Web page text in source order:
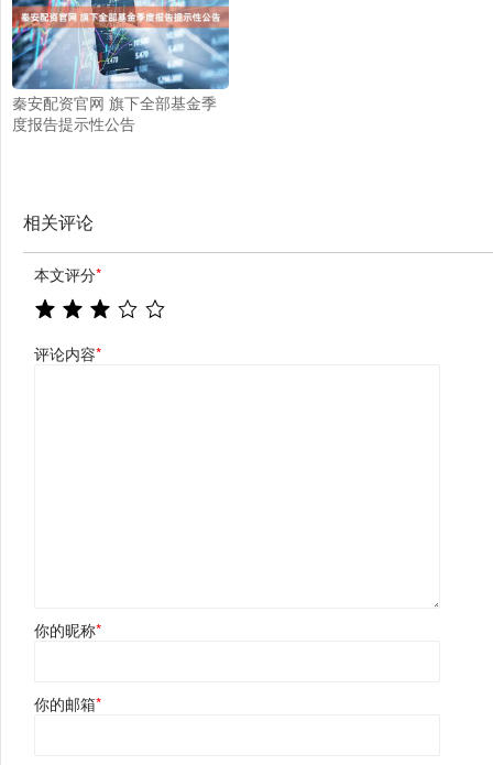
秦安配资官网 旗下全部基金季
度报告提示性公告
相关评论
本文评分*
评论内容*
你的昵称*
你的邮箱*